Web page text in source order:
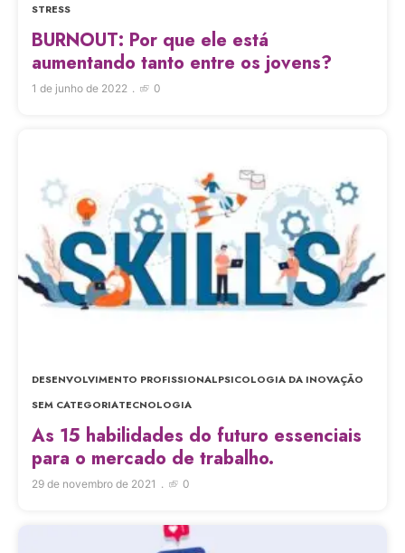
STRESS
BURNOUT: Por que ele está
aumentando tanto entre os jovens?
1 de junho de 2022 0
DESENVOLVIMENTO PROFISSIONALPSICOLOGIA DA INOVAÇÃO
SEM CATEGORIATECNOLOGIA
As 15 habilidades do futuro essenciais
para o mercado de trabalho.
29 de novembro de 2021 0